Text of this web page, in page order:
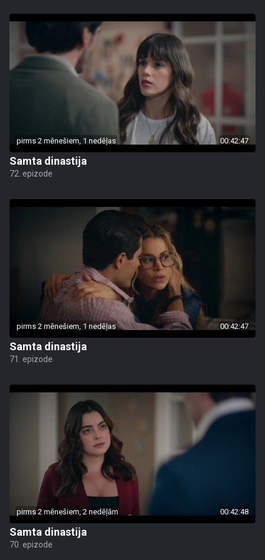
pirms 2 mēnešiem, 1 nedēļas 00:42:47
Samta dinastija
72. epizode
pirms 2 mēnešiem, 1 nedēļas 00:42:47
Samta dinastija
71. epizode
pirms 2 mēnešiem, 2 nedēļām 00:42:48
Samta dinastija
70. epizode